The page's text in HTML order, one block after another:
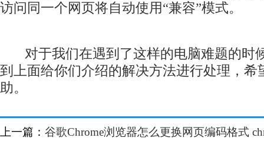
访问同一个网页将自动使用“兼容”模式。
对于我们在遇到了这样的电脑难题的时
到上面给你们介绍的解决方法进行处理，希
助。
上一篇： 谷歌Chrome浏览器怎么更换网页编码格式